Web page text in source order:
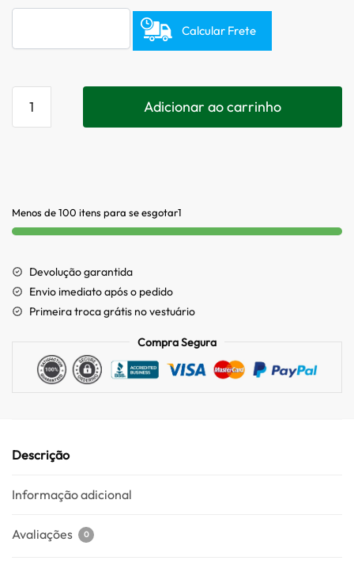
Calcular Frete
Adicionar ao carrinho
Menos de 100 itens para se esgotar1
Devolução garantida
Envio imediato após o pedido
Primeira troca grátis no vestuário
Compra Segura
Descrição
Informação adicional
Avaliações 0